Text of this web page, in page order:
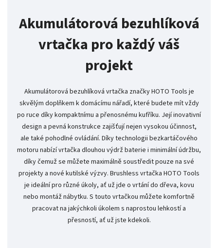
Akumulátorová bezuhlíková
vrtačka pro každý váš
projekt
Akumulátorová bezuhlíková vrtačka značky HOTO Tools je
skvělým doplňkem k domácímu nářadí, které budete mít vždy
po ruce díky kompaktnímu a přenosnému kufříku. Její inovativní
design a pevná konstrukce zajišťují nejen vysokou účinnost,
ale také pohodlné ovládání. Díky technologii bezkartáčového
motoru nabízí vrtačka dlouhou výdrž baterie i minimální údržbu,
díky čemuž se můžete maximálně soustředit pouze na své
projekty a nové kutilské výzvy. Brushless vrtačka HOTO Tools
je ideální pro různé úkoly, ať už jde o vrtání do dřeva, kovu
nebo montáž nábytku. S touto vrtačkou můžete komfortně
pracovat na jakýchkoli úkolem s naprostou lehkostí a
přesností, ať už jste kdekoli.